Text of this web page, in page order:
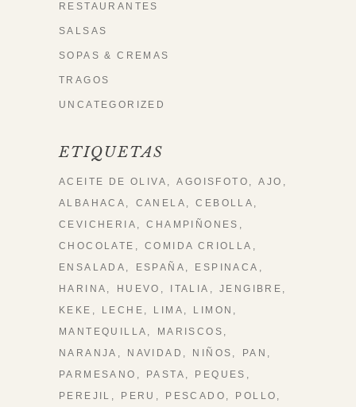
RESTAURANTES
SALSAS
SOPAS & CREMAS
TRAGOS
UNCATEGORIZED
ETIQUETAS
ACEITE DE OLIVA AGOISFOTO
AJO
ALBAHACA
CANELA
CEBOLLA
CEVICHERIA
CHAMPIÑONES
CHOCOLATE
COMIDA CRIOLLA
ENSALADA
ESPAÑA
ESPINACA
HARINA
HUEVO ITALIA
JENGIBRE
KEKE
LECHE LIMA
LIMON
MANTEQUILLA
MARISCOS
NARANJA
NAVIDAD NIÑOS
PAN
PARMESANO
PASTA
PEQUES
PEREJIL
PERU PESCADO POLLO